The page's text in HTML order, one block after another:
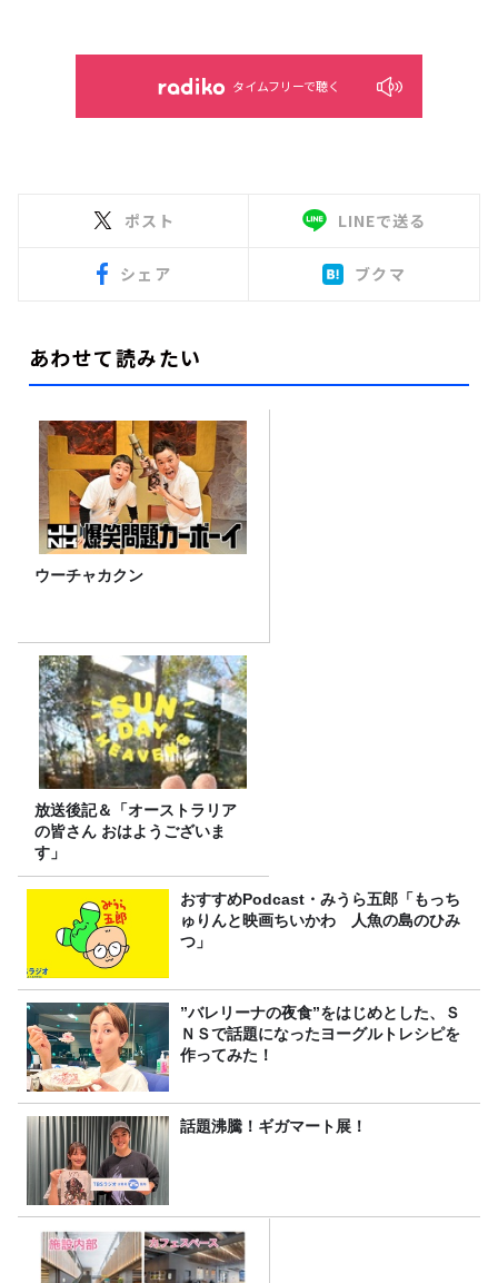
タイムフリーで聴く
ポスト LINEで送る
シェア ブクマ
あわせて読みたい
ウーチャカクン
放送後記＆「オーストラリア
の皆さん おはようございま
す」
おすすめPodcast・みうら五郎「もっち
ゅりんと映画ちいかわ 人魚の島のひみ
つ」
”バレリーナの夜食”をはじめとした、Ｓ
ＮＳで話題になったヨーグルトレシピを
作ってみた！
話題沸騰！ギガマート展！